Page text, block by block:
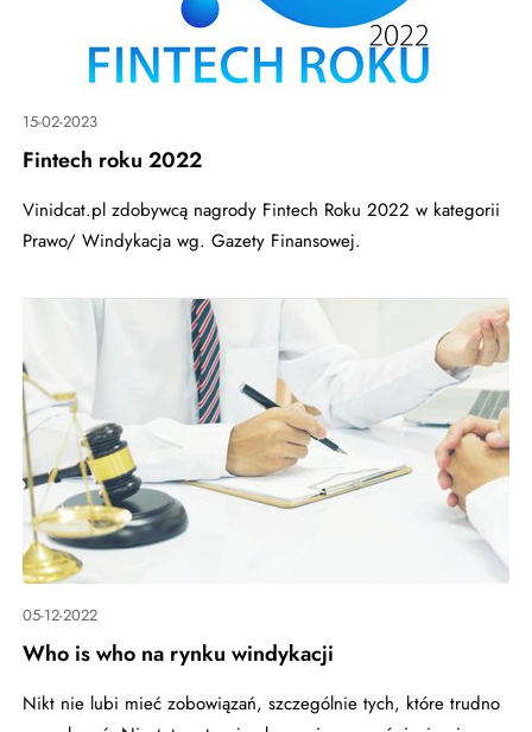
15-02-2023
Fintech roku 2022
Vinidcat.pl zdobywcą nagrody Fintech Roku 2022 w kategorii
Prawo/ Windykacja wg. Gazety Finansowej.
05-12-2022
Who is who na rynku windykacji
Nikt nie lubi mieć zobowiązań, szczególnie tych, które trudno